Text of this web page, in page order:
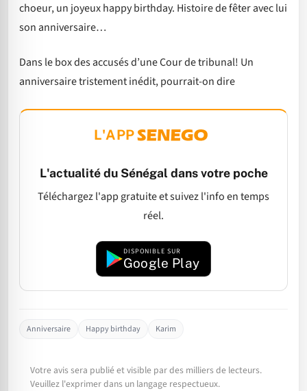
choeur, un joyeux happy birthday. Histoire de fêter avec lui
son anniversaire…
Dans le box des accusés d’une Cour de tribunal! Un
anniversaire tristement inédit, pourrait-on dire
L'APP
L'actualité du Sénégal dans votre poche
Téléchargez l'app gratuite et suivez l'info en temps
réel.
DISPONIBLE SUR
Google Play
Anniversaire Happy birthday Karim
Votre avis sera publié et visible par des milliers de lecteurs.
Veuillez l'exprimer dans un langage respectueux.